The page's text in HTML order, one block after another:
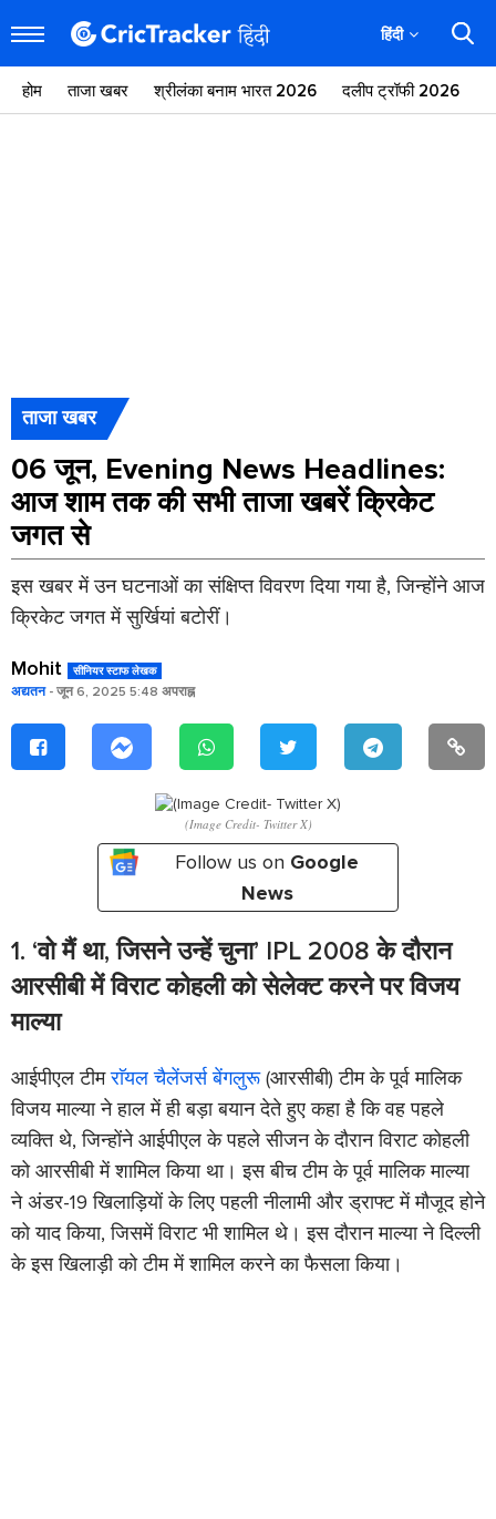
हिंदी
होम ताजा खबर श्रीलंका बनाम भारत 2026 दलीप ट्रॉफी 2026
ताजा खबर
06 जून, Evening News Headlines:
आज शाम तक की सभी ताजा खबरें क्रिकेट
जगत से
इस खबर में उन घटनाओं का संक्षिप्त विवरण दिया गया है, जिन्होंने आज
क्रिकेट जगत में सुर्खियां बटोरीं।
Mohit सीनियर स्टाफ लेखक
अद्यतन- जून 6, 2025 5:48 अपराह्न
(Image Credit- Twitter X)
Follow us on Google
News
1. ‘वो मैं था, जिसने उन्हें चुना’ IPL 2008 के दौरान
आरसीबी में विराट कोहली को सेलेक्ट करने पर विजय
माल्या
आईपीएल टीमराॅयल चैलेंजर्स बेंगलुरू(आरसीबी) टीम के पूर्व मालिक
विजय माल्या ने हाल में ही बड़ा बयान देते हुए कहा है कि वह पहले
व्यक्ति थे, जिन्होंने आईपीएल के पहले सीजन के दौरान विराट कोहली
को आरसीबी में शामिल किया था। इस बीच टीम के पूर्व मालिक माल्या
ने अंडर-19 खिलाड़ियों के लिए पहली नीलामी और ड्राफ्ट में मौजूद होने
को याद किया, जिसमें विराट भी शामिल थे। इस दौरान माल्या ने दिल्ली
के इस खिलाड़ी को टीम में शामिल करने का फैसला किया।